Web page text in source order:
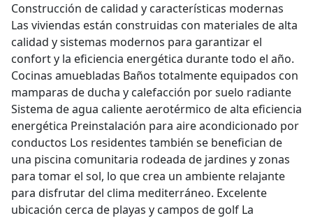
Construcción de calidad y características modernas
Las viviendas están construidas con materiales de alta
calidad y sistemas modernos para garantizar el
confort y la eficiencia energética durante todo el año.
Cocinas amuebladas Baños totalmente equipados con
mamparas de ducha y calefacción por suelo radiante
Sistema de agua caliente aerotérmico de alta eficiencia
energética Preinstalación para aire acondicionado por
conductos Los residentes también se benefician de
una piscina comunitaria rodeada de jardines y zonas
para tomar el sol, lo que crea un ambiente relajante
para disfrutar del clima mediterráneo. Excelente
ubicación cerca de playas y campos de golf La